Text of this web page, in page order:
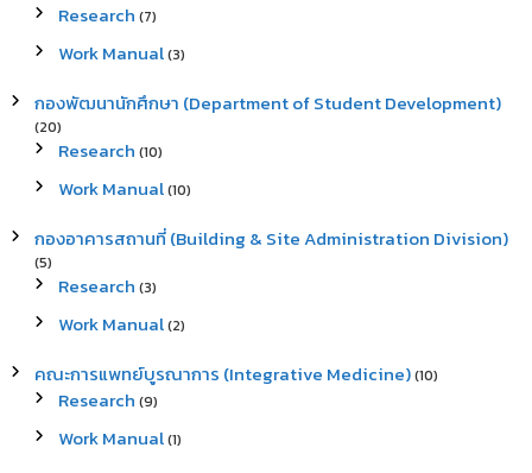
Research (7)
Work Manual(3)
กองพัฒนานักศึกษา (Department of Student Development)
(20)
Research (10)
Work Manual(10)
กองอาคารสถานที่ (Building & Site Administration Division)
(5)
Research (3)
Work Manual(2)
คณะการแพทย์บูรณาการ (Integrative Medicine)(10)
Research (9)
Work Manual(1)